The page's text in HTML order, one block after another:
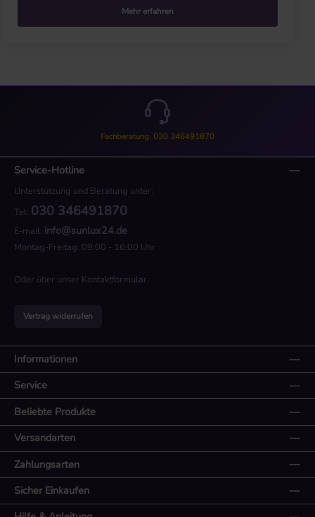
Mehr erfahren
Fachberatung: 030 346491870
Service-Hotline
Unterstützung und Beratung unter:
Tel: 030 346491870
E-mail: info@sunlux24.de
Montag-Freitag: 09:00 - 16:00 Uhr
Oder über unser Kontaktformular.
Vertrag widerrufen
Informationen
Service
Beliebte Produkte
Zahlungsarten
Versandarten
Sicher Einkaufen